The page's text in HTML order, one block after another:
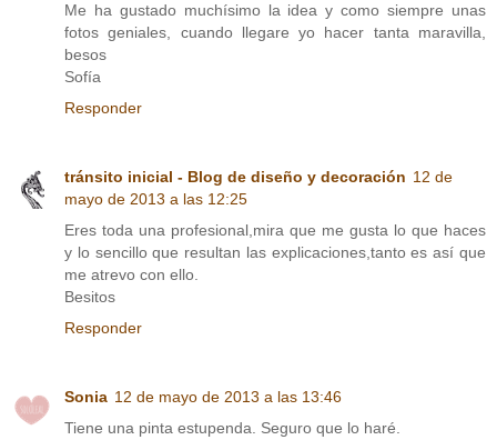
Me ha gustado muchísimo la idea y como siempre unas
fotos geniales, cuando llegare yo hacer tanta maravilla,
besos
Sofía
Responder
tránsito inicial - Blog de diseño y decoración 12 de
mayo de 2013 a las 12:25
Eres toda una profesional,mira que me gusta lo que haces
y lo sencillo que resultan las explicaciones,tanto es así que
me atrevo con ello.
Besitos
Responder
Sonia 12 de mayo de 2013 a las 13:46
Tiene una pinta estupenda. Seguro que lo haré.